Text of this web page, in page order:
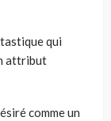
qui
attribut
comme un